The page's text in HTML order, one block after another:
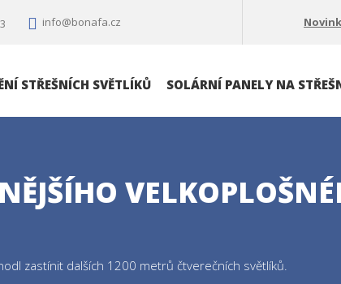
info@bonafa.cz
STŘEŠNÍCH SVĚTLÍKŮ SOLÁRNÍ PANELY NA
zastínit dalších 1200 metrů čtverečních světlíků.